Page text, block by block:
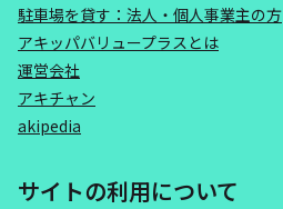
駐車場を貸す：法人・個人事業主の方
アキッパバリュープラスとは
運営会社
アキチャン
akipedia
サイトの利用について